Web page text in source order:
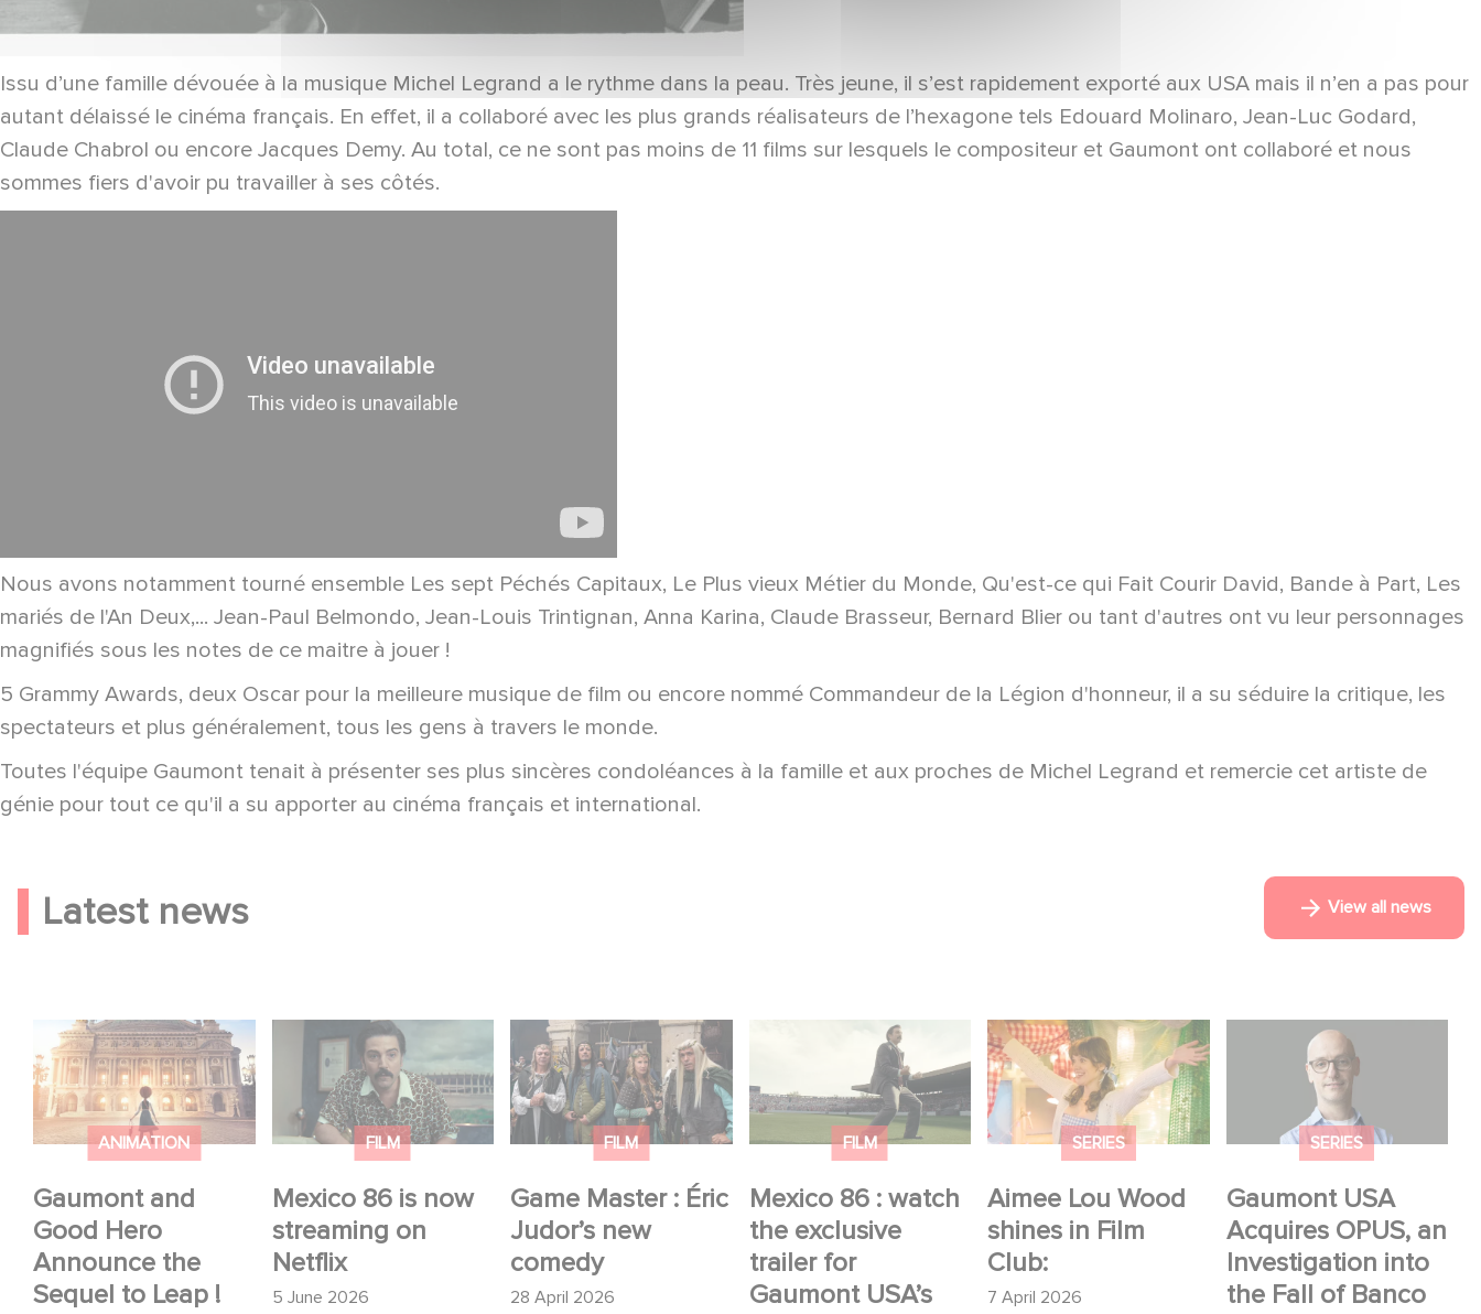
Issu d’une famille dévouée à la musique Michel Legrand a le rythme dans la peau. Très jeune, il s’est rapidement exporté aux USA mais il n’en a pas pour
autant délaissé le cinéma français. En effet, il a collaboré avec les plus grands réalisateurs de l’hexagone tels Edouard Molinaro, Jean-Luc Godard,
Claude Chabrol ou encore Jacques Demy. Au total, ce ne sont pas moins de 11 films sur lesquels le compositeur et Gaumont ont collaboré et nous
sommes fiers d'avoir pu travailler à ses côtés.
Nous avons notamment tourné ensemble Les sept Péchés Capitaux, Le Plus vieux Métier du Monde, Qu'est-ce qui Fait Courir David, Bande à Part, Les
mariés de l'An Deux,... Jean-Paul Belmondo, Jean-Louis Trintignan, Anna Karina, Claude Brasseur, Bernard Blier ou tant d'autres ont vu leur personnages
magnifiés sous les notes de ce maitre à jouer !
5 Grammy Awards, deux Oscar pour la meilleure musique de film ou encore nommé Commandeur de la Légion d'honneur, il a su séduire la critique, les
spectateurs et plus généralement, tous les gens à travers le monde.
Toutes l'équipe Gaumont tenait à présenter ses plus sincères condoléances à la famille et aux proches de Michel Legrand et remercie cet artiste de
génie pour tout ce qu'il a su apporter au cinéma français et international.
Latest news View all news
ANIMATION
Gaumont and
Good Hero
Announce the
Sequel to Leap !
Gaumont and Good
Hero Announce the
Sequel to Leap !
FILM
Mexico 86 is now
streaming on
Netflix
5 June 2026
Mexico 86 is now
streaming on Netflix
FILM
Game Master : Éric
Judor’s new
comedy
28 April 2026
Game Master : Éric
Judor’s new comedy
FILM
Mexico 86 : watch
the exclusive
trailer for
Gaumont USA’s
Mexico 86 : watch the
exclusive trailer for
Gaumont USA’s new
production
SERIES
Aimee Lou Wood
shines in Film
Club:
7 April 2026
Aimee Lou Wood
shines in Film Club:
SERIES
Gaumont USA
Acquires OPUS, an
Investigation into
the Fall of Banco
Gaumont USA
Acquires OPUS, an
Investigation into the
Fall of Banco Popular